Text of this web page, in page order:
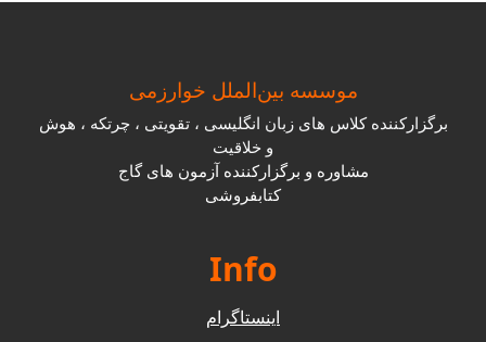
موسسه بین‌الملل خوارزمی
برگزارکننده کلاس های زبان انگلیسی ، تقویتی ، چرتکه ، هوش
و خلاقیت
مشاوره و برگزارکننده آزمون های گاج
کتابفروشی
Info
اینستاگرام